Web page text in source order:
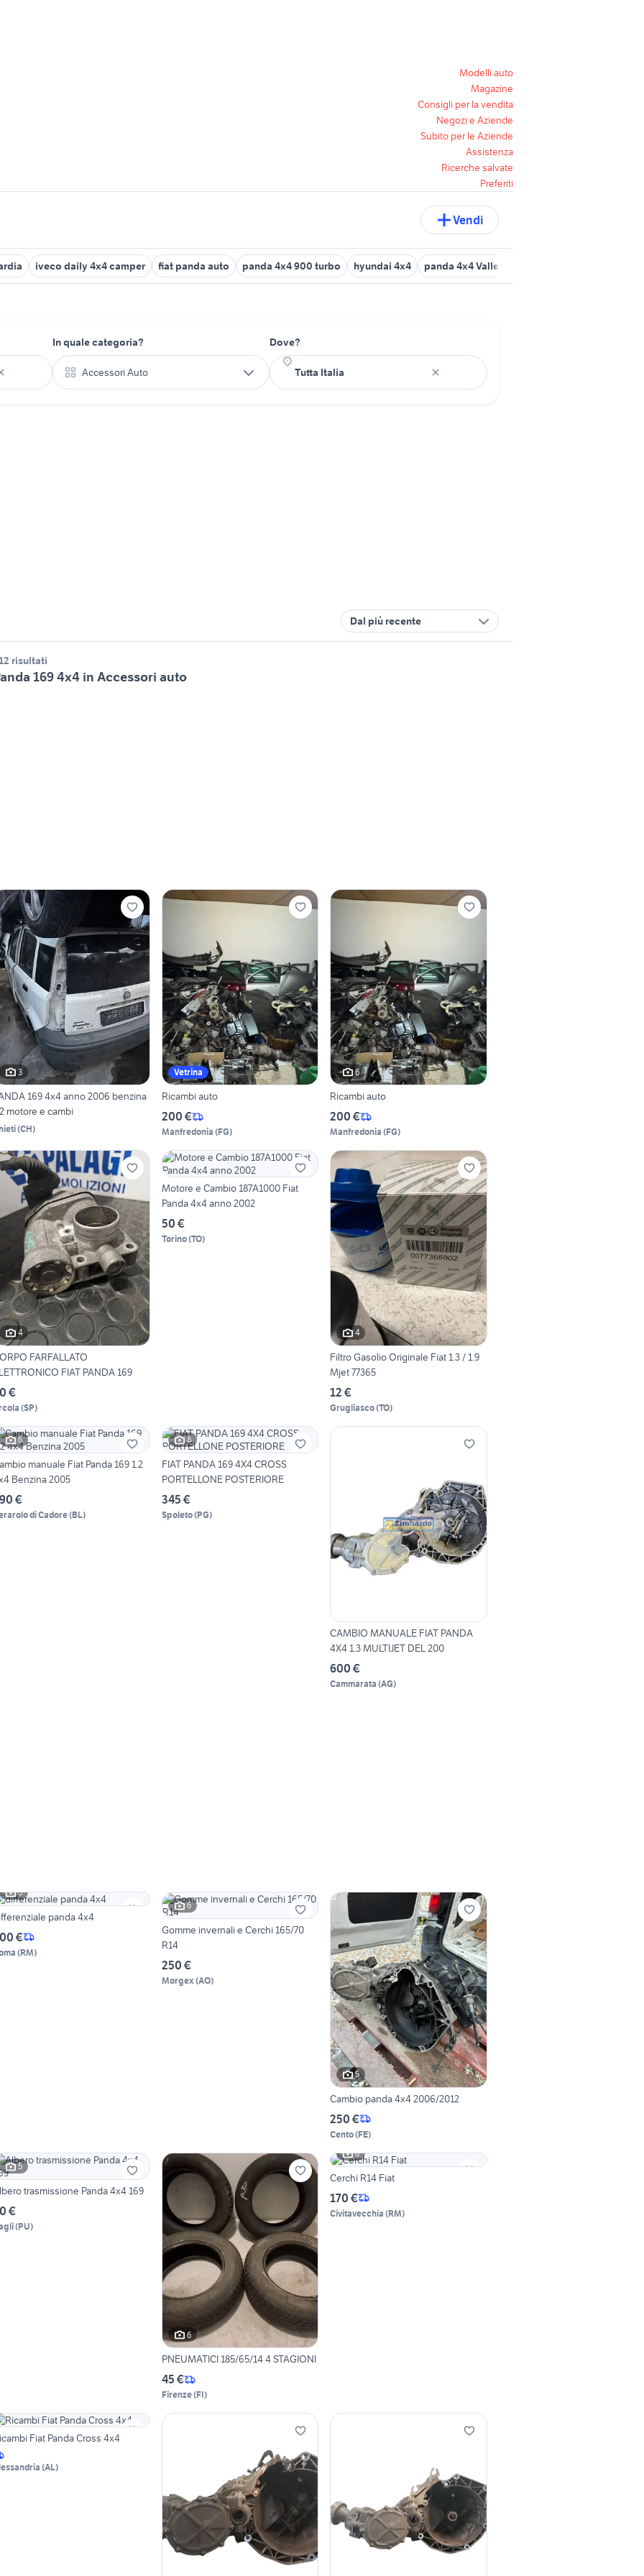
Modelli auto
Magazine
Consigli per la vendita
Negozi e Aziende
Subito per le Aziende
Assistenza
Ricerche salvate
Preferiti
Vendi
iveco daily 4x4 camper fiat panda auto panda 4x4 900 turbo hyundai 4x4 panda 4x4 Valle d'Aosta
In quale categoria?
Accessori Auto
Dove?
Dal più recente
risultati
169 4x4 in Accessori auto
3
169 4x4 anno 2006 benzina
motore e cambi
(CH)
Vetrina
Ricambi auto
200 €
Manfredonia (FG)
6
Ricambi auto
200 €
Manfredonia (FG)
4
FARFALLATO
ELETTRONICO FIAT PANDA 169
€
(SP)
Motore e Cambio 187A1000 Fiat
Panda 4x4 anno 2002
50 €
Torino(TO)
4
Filtro Gasolio Originale Fiat 1.3 / 1.9
Mjet 77365
12 €
Grugliasco(TO)
6
manuale Fiat Panda 169 1.2
Benzina 2005
€
di Cadore(BL)
8
FIAT PANDA 169 4X4 CROSS
PORTELLONE POSTERIORE
345 €
Spoleto(PG)
CAMBIO MANUALE FIAT PANDA
4X4 1.3 MULTIJET DEL 200
600 €
Cammarata (AG)
5
panda 4x4
€
(RM)
6
Gomme invernali e Cerchi 165/70
R14
250 €
Morgex (AO)
5
Cambio panda 4x4 2006/2012
250 €
Cento(FE)
5
trasmissione Panda 4x4 169
€
(PU)
6
PNEUMATICI 185/65/14 4 STAGIONI
45 €
Firenze(FI)
6
Cerchi R14 Fiat
170 €
Civitavecchia (RM)
Fiat Panda Cross 4x4
(AL)